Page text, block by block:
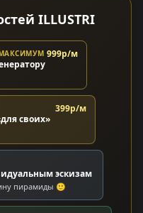
ILLUSTRI
999р/м
своих»
399р/м
эскизам
пирамиды 🙂